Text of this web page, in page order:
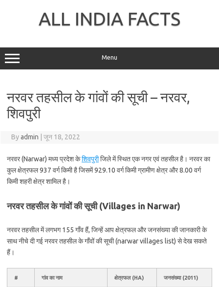
ALL INDIA FACTS
Menu
नरवर तहसील के गांवों की सूची – नरवर,
शिवपुरी
Byadmin जून 18, 2022
नरवर (Narwar) मध्य प्रदेश केशिवपुरीजिले में स्थित एक नगर एवं तहसील है। नरवर का
कुल क्षेत्रफल 937 वर्ग किमी है जिसमें 929.10 वर्ग किमी ग्रामीण क्षेत्र और 8.00 वर्ग
किमी शहरी क्षेत्र शामिल है।
नरवर तहसील के गांवों की सूची (Villages in Narwar)
नरवर तहसील में लगभग 155 गाँव हैं, जिन्हें आप क्षेत्रफल और जनसंख्या की जानकारी के
साथ नीचे दी गई नरवर तहसील के गाँवों की सूची (narwar villages list) से देख सकते
हैं।
# गांव का नाम क्षेत्रफल (HA) जनसंख्या (2011)